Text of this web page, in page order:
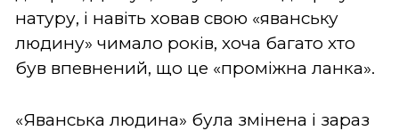
натуру, і навіть ховав свою «яванську
людину» чимало років, хоча багато хто
був впевнений, що це «проміжна ланка».
«Яванська людина» була змінена і зараз